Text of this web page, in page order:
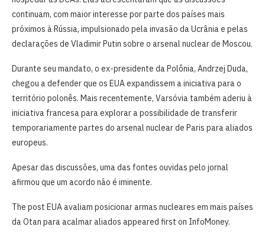
continuam, com maior interesse por parte dos países mais
próximos à Rússia, impulsionado pela invasão da Ucrânia e pelas
declarações de Vladimir Putin sobre o arsenal nuclear de Moscou.
Durante seu mandato, o ex-presidente da Polônia, Andrzej Duda,
chegou a defender que os EUA expandissem a iniciativa para o
território polonês. Mais recentemente, Varsóvia também aderiu à
iniciativa francesa para explorar a possibilidade de transferir
temporariamente partes do arsenal nuclear de Paris para aliados
europeus.
Apesar das discussões, uma das fontes ouvidas pelo jornal
afirmou que um acordo não é iminente.
The post EUA avaliam posicionar armas nucleares em mais países
da Otan para acalmar aliados appeared first on InfoMoney.